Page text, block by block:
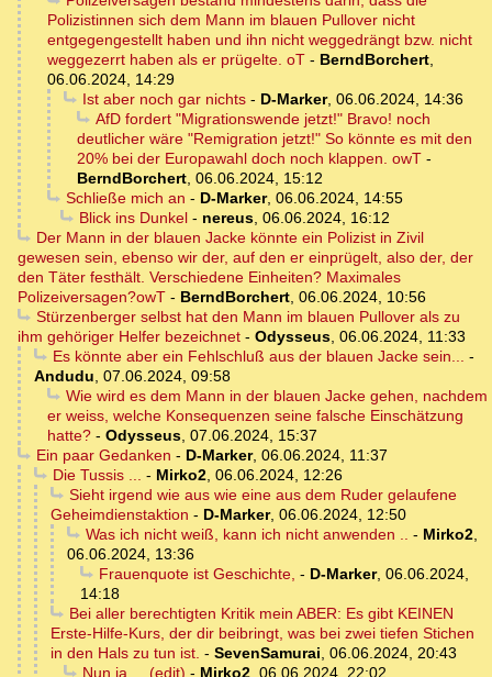
Polizistinnen sich dem Mann im blauen Pullover nicht
entgegengestellt haben und ihn nicht weggedrängt bzw. nicht
weggezerrt haben als er prügelte. oT - BerndBorchert,
06.06.2024, 14:29
Ist aber noch gar nichts- D-Marker, 06.06.2024, 14:36
AfD fordert "Migrationswende jetzt!" Bravo! noch
deutlicher wäre "Remigration jetzt!" So könnte es mit den
20% bei der Europawahl doch noch klappen. owT -
BerndBorchert, 06.06.2024, 15:12
Schließe mich an - D-Marker, 06.06.2024, 14:55
Blick ins Dunkel- nereus, 06.06.2024, 16:12
Der Mann in der blauen Jacke könnte ein Polizist in Zivil
gewesen sein, ebenso wir der, auf den er einprügelt, also der, der
den Täter festhält. Verschiedene Einheiten? Maximales
Polizeiversagen?owT - BerndBorchert, 06.06.2024, 10:56
Stürzenberger selbst hat den Mann im blauen Pullover als zu
ihm gehöriger Helfer bezeichnet - Odysseus, 06.06.2024, 11:33
Es könnte aber ein Fehlschluß aus der blauen Jacke sein... -
Andudu, 07.06.2024, 09:58
Wie wird es dem Mann in der blauen Jacke gehen, nachdem
er weiss, welche Konsequenzen seine falsche Einschätzung
hatte? - Odysseus, 07.06.2024, 15:37
Ein paar Gedanken - D-Marker, 06.06.2024, 11:37
Die Tussis ... - Mirko2, 06.06.2024, 12:26
Sieht irgend wie aus wie eine aus dem Ruder gelaufene
Geheimdienstaktion - D-Marker, 06.06.2024, 12:50
Was ich nicht weiß, kann ich nicht anwenden .. - Mirko2,
06.06.2024, 13:36
Frauenquote ist Geschichte, - D-Marker, 06.06.2024,
14:18
Bei aller berechtigten Kritik mein ABER: Es gibt KEINEN
Erste-Hilfe-Kurs, der dir beibringt, was bei zwei tiefen Stichen
in den Hals zu tun ist. - SevenSamurai, 06.06.2024, 20:43
Nun ja ... (edit) - Mirko2, 06.06.2024, 22:02